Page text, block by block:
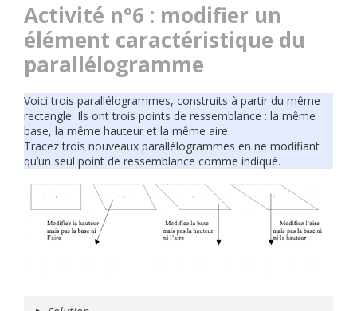
Activité n°6 : modifier un
élément caractéristique du
parallélogramme
Voici trois parallélogrammes, construits à partir du même
rectangle. Ils ont trois points de ressemblance : la même
base, la même hauteur et la même aire.
Tracez trois nouveaux parallélogrammes en ne modifiant
qu’un seul point de ressemblance comme indiqué.